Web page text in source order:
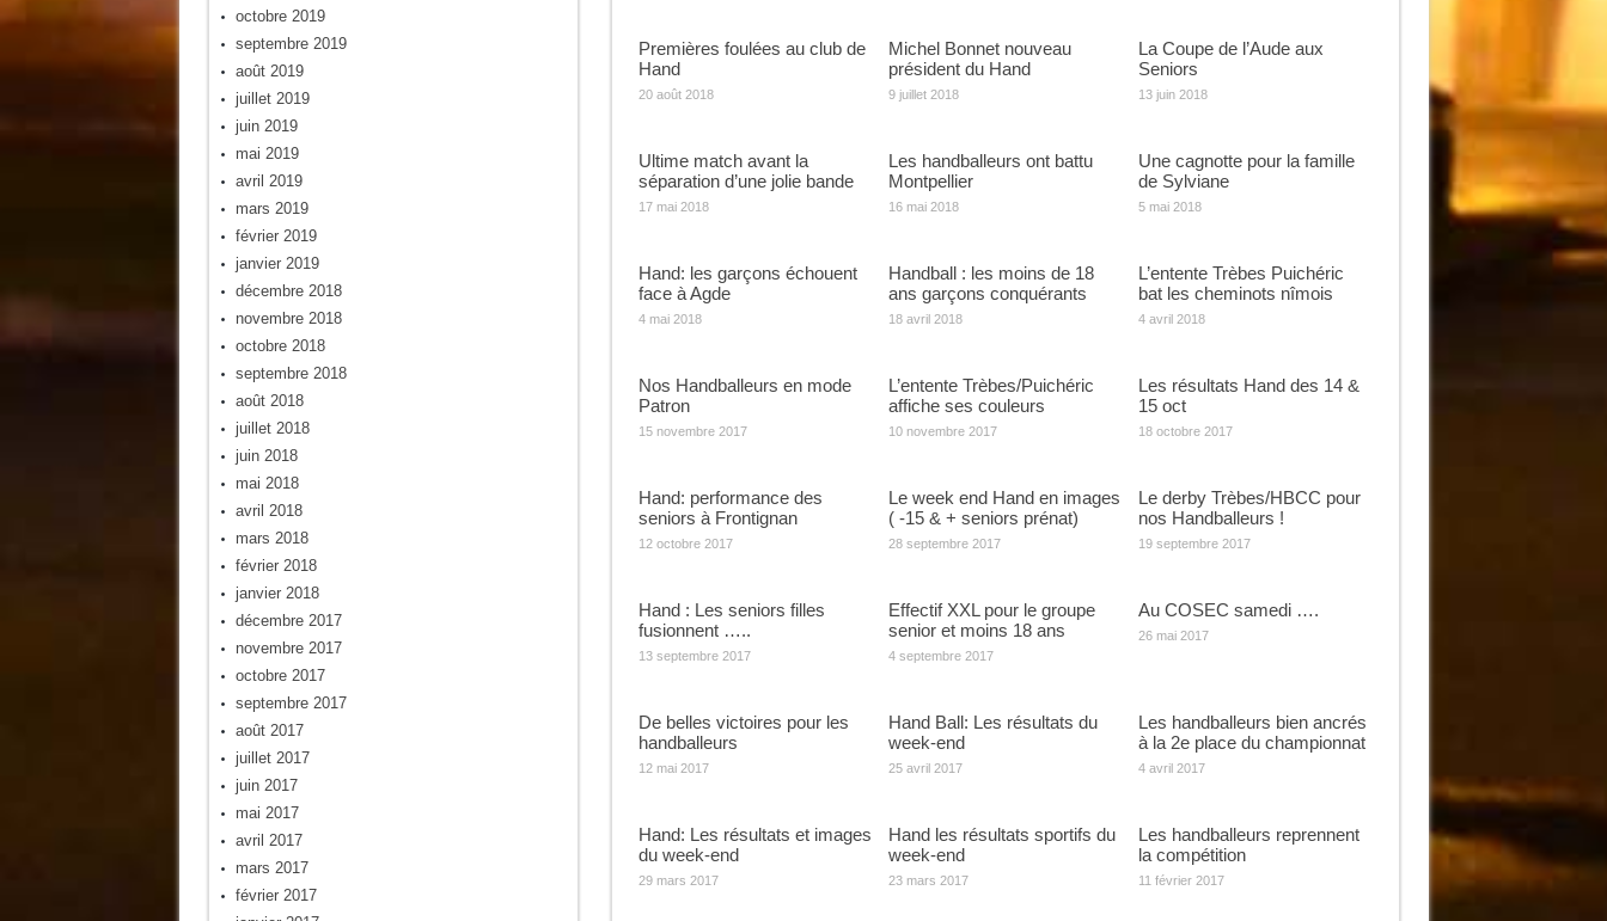
Premières foulées au club de
Hand
20 août 2018
Michel Bonnet nouveau
président du Hand
9 juillet 2018
La Coupe de l’Aude aux
Seniors
13 juin 2018
Ultime match avant la
séparation d’une jolie bande
17 mai 2018
Les handballeurs ont battu
Montpellier
16 mai 2018
Une cagnotte pour la famille
de Sylviane
5 mai 2018
Hand: les garçons échouent
face à Agde
4 mai 2018
Handball : les moins de 18
ans garçons conquérants
18 avril 2018
L’entente Trèbes Puichéric
bat les cheminots nîmois
4 avril 2018
Nos Handballeurs en mode
Patron
15 novembre 2017
L’entente Trèbes/Puichéric
affiche ses couleurs
10 novembre 2017
Les résultats Hand des 14 &
15 oct
18 octobre 2017
Hand: performance des
seniors à Frontignan
12 octobre 2017
Le week end Hand en images
( -15 & + seniors prénat)
28 septembre 2017
Le derby Trèbes/HBCC pour
nos Handballeurs !
19 septembre 2017
Hand : Les seniors filles
fusionnent …..
13 septembre 2017
Effectif XXL pour le groupe
senior et moins 18 ans
4 septembre 2017
Au COSEC samedi ….
26 mai 2017
De belles victoires pour les
handballeurs
12 mai 2017
Hand Ball: Les résultats du
week-end
25 avril 2017
Les handballeurs bien ancrés
à la 2e place du championnat
4 avril 2017
Hand: Les résultats et images
du week-end
29 mars 2017
Hand les résultats sportifs du
week-end
23 mars 2017
Les handballeurs reprennent
la compétition
11 février 2017
octobre 2019
septembre 2019
août 2019
juillet 2019
juin 2019
mai 2019
avril 2019
mars 2019
février 2019
janvier 2019
décembre 2018
novembre 2018
octobre 2018
septembre 2018
août 2018
juillet 2018
juin 2018
mai 2018
avril 2018
mars 2018
février 2018
janvier 2018
décembre 2017
novembre 2017
octobre 2017
septembre 2017
août 2017
juillet 2017
juin 2017
mai 2017
avril 2017
mars 2017
février 2017